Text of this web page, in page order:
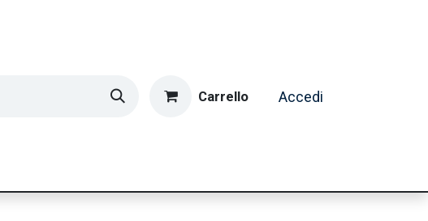
Carrello Accedi